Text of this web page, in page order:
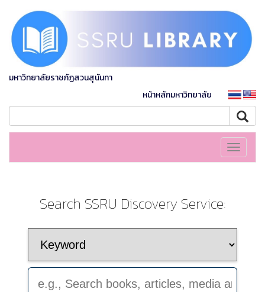
มหาวิทยาลัยราชภัฏสวนสุนันทา
หน้าหลักมหาวิทยาลัย
Toggle